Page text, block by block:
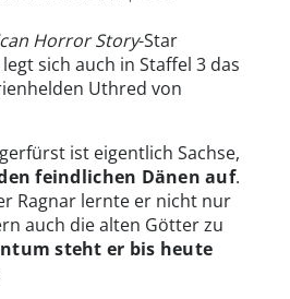
Horror Story-Star
sich auch in Staffel 3 das
Uthred von
ist eigentlich Sachse,
feindlichen Dänen auf.
Ragnar lernte er nicht nur
auch die alten Götter zu
steht er bis heute